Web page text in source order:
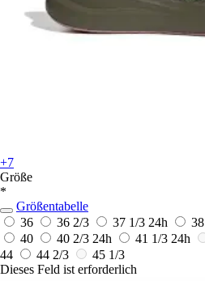
+7
Größe
*
Größentabelle
36
36 2/3 37 1/3 24h 38
40
40 2/3 24h 41 1/3 24h
44
44 2/3
45 1/3
Dieses Feld ist erforderlich